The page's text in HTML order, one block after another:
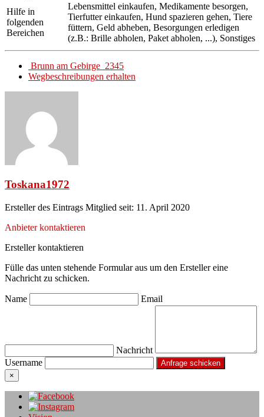
Hilfe in
folgenden
Bereichen
Lebensmittel einkaufen, Medikamente besorgen,
Tierfutter einkaufen, Hund spazieren gehen, Tiere
füttern, Geld abheben, Besorgungen erledigen
(z.B.: Brille abholen, Paket abholen, ...), Sonstiges
Brunn am Gebirge 2345
Wegbeschreibungen erhalten
Toskana1972
Ersteller des Eintrags Mitglied seit: 11. April 2020
Anbieter kontaktieren
Ersteller kontaktieren
Fülle das unten stehende Formular aus um den Ersteller eine
Nachricht zu schicken.
Name Email
Nachricht
Username
×